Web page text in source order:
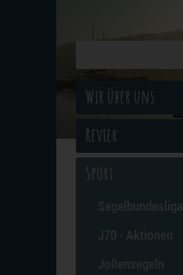
Wir über uns
Revier
Sport
Segelbundesliga
J70 - Aktionen
Jollensegeln